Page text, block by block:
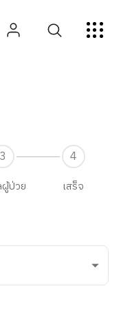
3
ป่วย
4
เสร็จ